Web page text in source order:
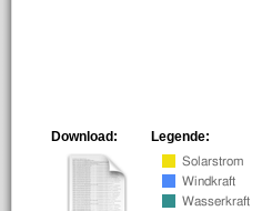
Legende:
Download: